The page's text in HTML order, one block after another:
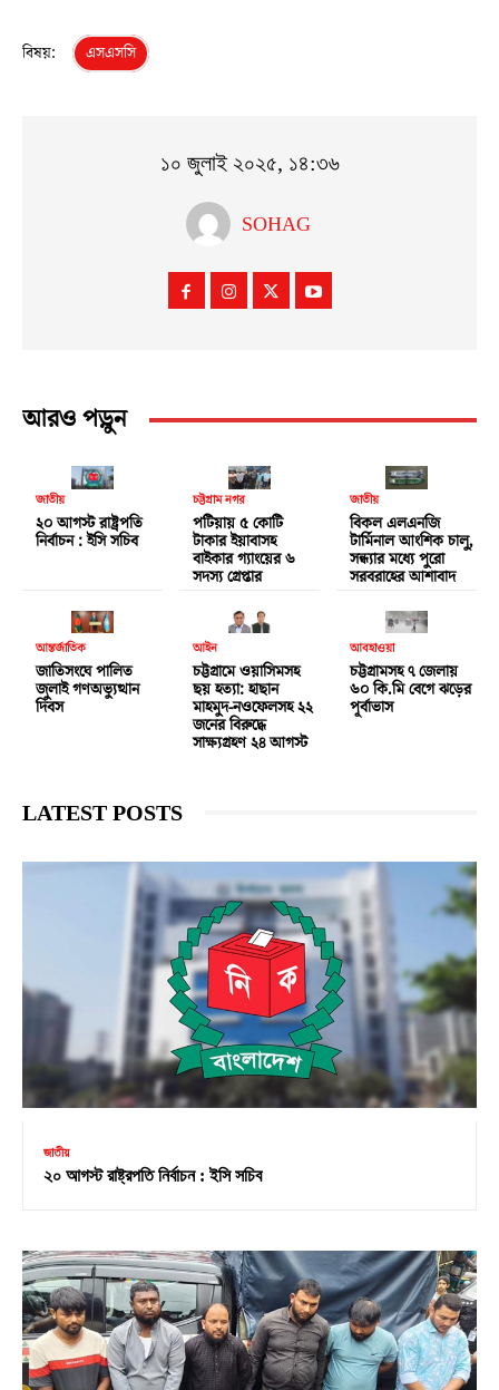
বিষয়: এসএসসি
১০ জুলাই ২০২৫, ১৪:৩৬
SOHAG
আরও পড়ুন
জাতীয়
২০ আগস্ট রাষ্ট্রপতি
নির্বাচন : ইসি সচিব
চট্টগ্রাম নগর
পটিয়ায় ৫ কোটি
টাকার ইয়াবাসহ
বাইকার গ্যাংয়ের ৬
সদস্য গ্রেপ্তার
জাতীয়
বিকল এলএনজি
টার্মিনাল আংশিক চালু,
সন্ধ্যার মধ্যে পুরো
সরবরাহের আশাবাদ
আন্তর্জাতিক
জাতিসংঘে পালিত
জুলাই গণঅভ্যুত্থান
দিবস
আইন
চট্টগ্রামে ওয়াসিমসহ
ছয় হত্যা: হাছান
মাহমুদ-নওফেলসহ ২২
জনের বিরুদ্ধে
সাক্ষ্যগ্রহণ ২৪ আগস্ট
আবহাওয়া
চট্টগ্রামসহ ৭ জেলায়
৬০ কি.মি বেগে ঝড়ের
পূর্বাভাস
LATEST POSTS
জাতীয়
২০ আগস্ট রাষ্ট্রপতি নির্বাচন : ইসি সচিব